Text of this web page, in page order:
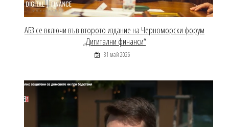
АБЗ се включи във второто издание на Черноморски форум
„Дигитални финанси“
31 май 2026